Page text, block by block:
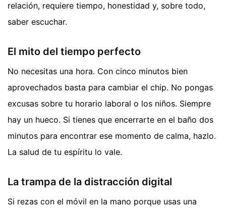
relación, requiere tiempo, honestidad y, sobre todo,
saber escuchar.
El mito del tiempo perfecto
No necesitas una hora. Con cinco minutos bien
aprovechados basta para cambiar el chip. No pongas
excusas sobre tu horario laboral o los niños. Siempre
hay un hueco. Si tienes que encerrarte en el baño dos
minutos para encontrar ese momento de calma, hazlo.
La salud de tu espíritu lo vale.
La trampa de la distracción digital
Si rezas con el móvil en la mano porque usas una